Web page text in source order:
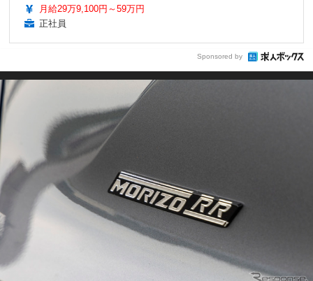
月給29万9,100円～59万円
正社員
Sponsored by